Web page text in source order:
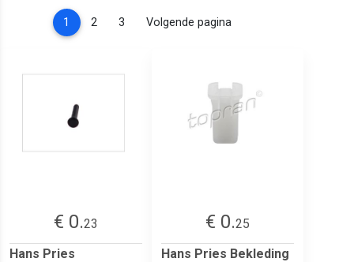
1 (current)
2 3 Volgende pagina
€ 0.23
Hans Pries
€ 0.25
Hans Pries Bekleding